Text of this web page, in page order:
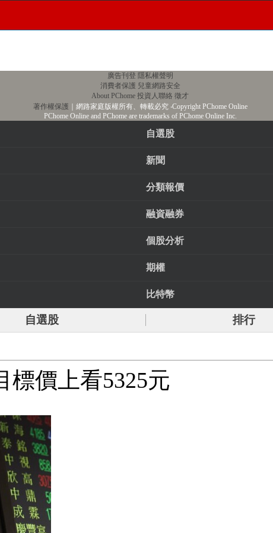
廣告刊登 隱私權聲明
消費者保護 兒童網路安全
About PChome 投資人聯絡 徵才
著作權保護 ｜網路家庭版權所有、轉載必究‧Copyright PChome Online
PChome Online and PChome are trademarks of PChome Online Inc.
自選股
新聞
分類報價
融資融券
個股分析
期權
比特幣
自選股 排行
標價上看5325元